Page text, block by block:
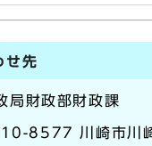
せ先
局財政部財政課
8577 川崎市川